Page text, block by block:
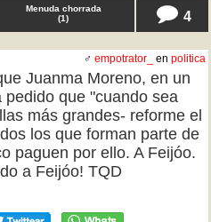
Menuda chorrada
(1) 4
♂ empotrator_ en politica
Juanma Moreno, en un
que "cuando sea
más grandes- reforme el
los que forman parte de
paguen por ello. A Feijóo.
a Feijóo! TQD